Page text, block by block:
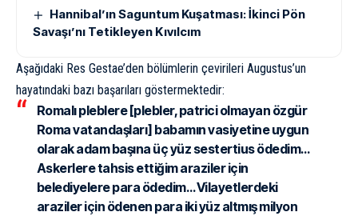
Hannibal’ın Saguntum Kuşatması: İkinci Pön
Savaşı’nı Tetikleyen Kıvılcım
Aşağıdaki Res Gestae’den bölümlerin çevirileri Augustus’un
hayatındaki bazı başarıları göstermektedir:
Romalı pleblere [plebler, patrici olmayan özgür
Roma vatandaşları] babamın vasiyetine uygun
olarak adam başına üç yüz sestertius ödedim…
Askerlere tahsis ettiğim araziler için
belediyelere para ödedim… Vilayetlerdeki
araziler için ödenen para iki yüz altmış milyon